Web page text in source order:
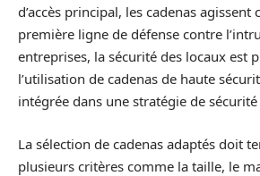
d’accès principal, les cadenas agissent
première ligne de défense contre
entreprises, la sécurité des locaux est
l’utilisation de cadenas de haute
intégrée dans une stratégie de
La sélection de cadenas adaptés doit
plusieurs critères comme la taille, le